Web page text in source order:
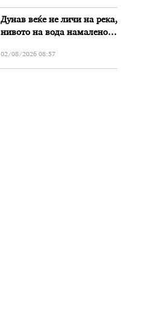
Дунав веќе не личи на река,
нивото на вода намалено
Бугарија
02/08/2026 08:57